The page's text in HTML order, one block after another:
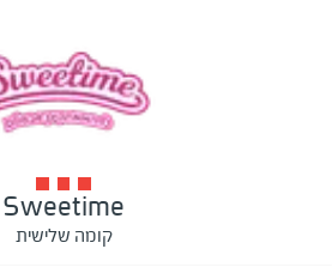
Sweetime
קומה שלישית